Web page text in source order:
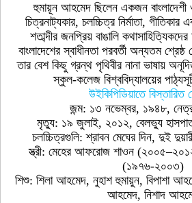
হুমায়ূন আহমেদ ছিলেন একজন বাংলাদেশী
চিত্রনাট্যকার, চলচ্চিত্র নির্মাতা, গীতিকার
শতাব্দীর জনপ্রিয় বাঙালি
বাংলাদেশের স্বাধীনতা পরবর্তী অন্যতম
তার বেশ কিছু গ্রন্থ পৃথিবীর নানা ভাষায়
স্কুল-কলেজ বিশ্ববিদ্যালয়ের
উইকিপিডিয়াতে বিস্তারিত
জন্ম: ১৩ নভেম্বর, ১৯৪৮,
মৃত্যু: ১৯ জুলাই, ২০১২, বেলভ্যু
চলচ্চিত্রগুলি: শ্রাবন মেঘের দিন, দুই
স্ত্রী: মেহের আফরোজ শাওন
(১৯৭৬-২০০৩)
শিশু: শিলা আহমেদ, নুহাশ হুমায়ুন, বিপাশা
আহমেদ, নিশাদ